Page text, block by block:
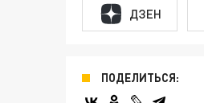
ДЗЕН
ПОДЕЛИТЬСЯ: